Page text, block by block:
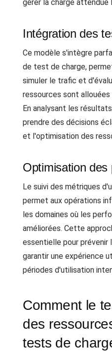
gérer la charge attendue
Intégration des
Ce modèle s'intègre
de test de charge,
simuler le trafic et
ressources sont
En analysant les
prendre des décisions
et l'optimisation des
Optimisation des
Le suivi des métriques
permet aux opérations
les domaines où les
améliorées. Cette
essentielle pour prévenir
garantir une expérience
périodes d'utilisation
Comment le
des
tests de